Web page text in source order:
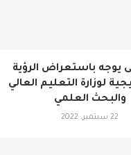
يوجه باستعراض الرؤية
لوزارة التعليم العالي
والبحث العلمي
22 سبتمبر، 2022